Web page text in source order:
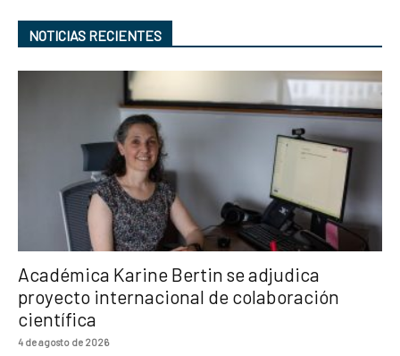
NOTICIAS RECIENTES
Académica Karine Bertin se adjudica
proyecto internacional de colaboración
científica
4 de agosto de 2026